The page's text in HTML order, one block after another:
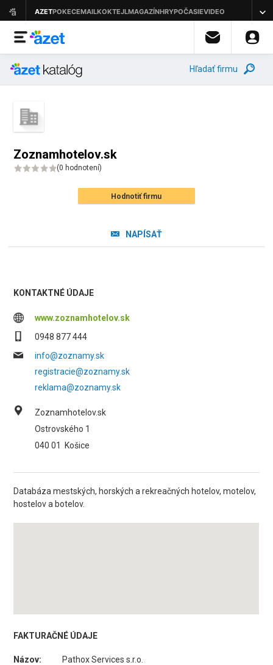
Hľadať firmu
Zoznamhotelov.sk
(0 hodnotení)
Hodnotiť firmu
NAPÍSAŤ
KONTAKTNÉ ÚDAJE
www.zoznamhotelov.sk
0948 877 444
info@zoznamy.sk
registracie@zoznamy.sk
reklama@zoznamy.sk
Zoznamhotelov.sk
Ostrovského 1
040 01
Košice
Databáza mestských, horských a rekreačných hotelov, motelov,
hostelov a botelov.
FAKTURAČNÉ ÚDAJE
Názov:
Pathox Services s.r.o.